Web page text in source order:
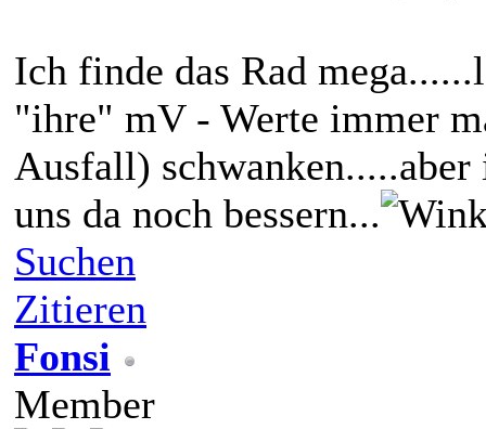
Ich finde das Rad
"ihre" mV - Werte immer
Ausfall)
uns da noch bessern...
Suchen
Zitieren
Fonsi
Member